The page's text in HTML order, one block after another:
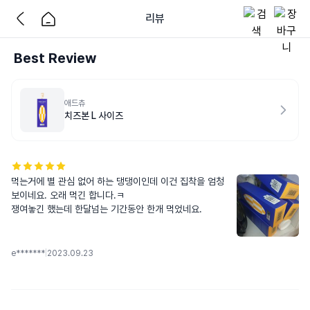
리뷰
Best Review
애드츄
치즈본 L 사이즈
먹는거에 별 관심 없어 하는 댕댕이인데 이건 집착을 엄청
보이네요. 오래 먹긴 합니다.ㅋ
쟁여놓긴 했는데 한달넘는 기간동안 한개 먹었네요.
e******* 2023.09.23